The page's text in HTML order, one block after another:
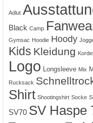
Adlut
Black Camp
Gymsac Hoodie Hoody
Kids Kleidung Kordel
Logo Longsleeve Mix
Rucksack
Shirt Shootingshirt Socke
SV70 SV Haspe